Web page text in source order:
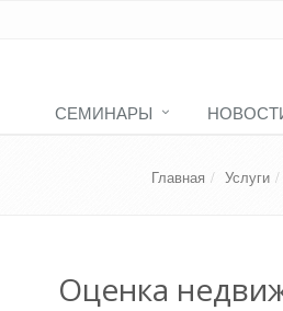
СЕМИНАРЫ
Главная Услуги
Оценка